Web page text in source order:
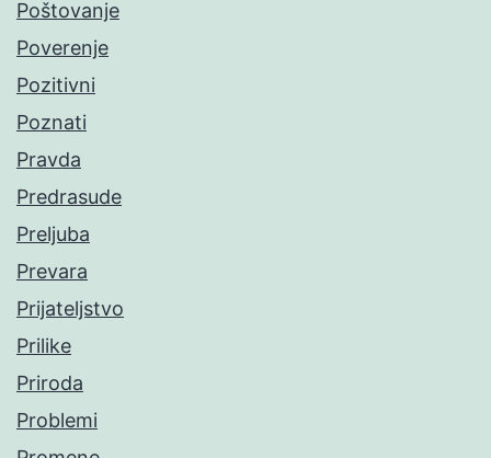
Poštovanje
Poverenje
Pozitivni
Poznati
Pravda
Predrasude
Preljuba
Prevara
Prijateljstvo
Prilike
Priroda
Problemi